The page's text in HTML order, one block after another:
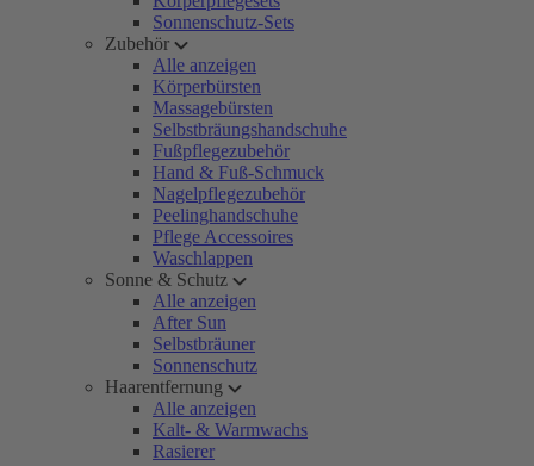
Sonnenschutz-Sets
Zubehör
Alle anzeigen
Körperbürsten
Massagebürsten
Selbstbräungshandschuhe
Fußpflegezubehör
Hand & Fuß-Schmuck
Nagelpflegezubehör
Peelinghandschuhe
Pflege Accessoires
Waschlappen
Sonne & Schutz
Alle anzeigen
After Sun
Selbstbräuner
Sonnenschutz
Haarentfernung
Alle anzeigen
Kalt- & Warmwachs
Rasierer